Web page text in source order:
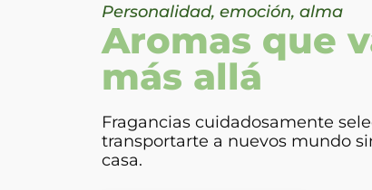
Personalidad, emoción, alma
Aromas que
más allá
Fragancias cuidadosamente
transportarte a nuevos mundo
casa.